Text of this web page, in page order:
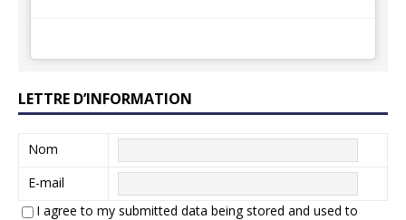
LETTRE D’INFORMATION
Nom
E-mail
I agree to my submitted data being stored and used to